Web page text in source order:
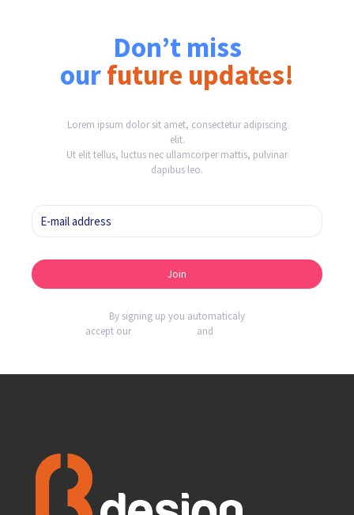
Don’t miss
ourfuture updates!
Lorem ipsum dolor sit amet, consectetur adipiscing
elit.
Ut elit tellus, luctus nec ullamcorper mattis, pulvinar
dapibus leo.
By signing up you automaticaly
accept our
and